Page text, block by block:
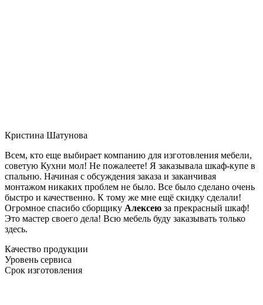
Кристина Шатунова
Всем, кто еще выбирает компанию для изготовления мебели,
советую Кухни мол! Не пожалеете! Я заказывала шкаф-купе в
спальню. Начиная с обсуждения заказа и заканчивая
монтажом никаких проблем не было. Все было сделано очень
быстро и качественно. К тому же мне ещё скидку сделали!
Огромное спасибо сборщику Алексею за прекрасный шкаф!
Это мастер своего дела! Всю мебель буду заказывать только
здесь.
Качество продукции
Уровень сервиса
Срок изготовления